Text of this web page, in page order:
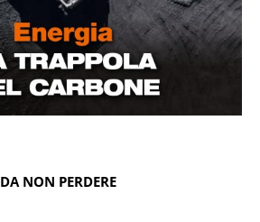
DA NON PERDERE